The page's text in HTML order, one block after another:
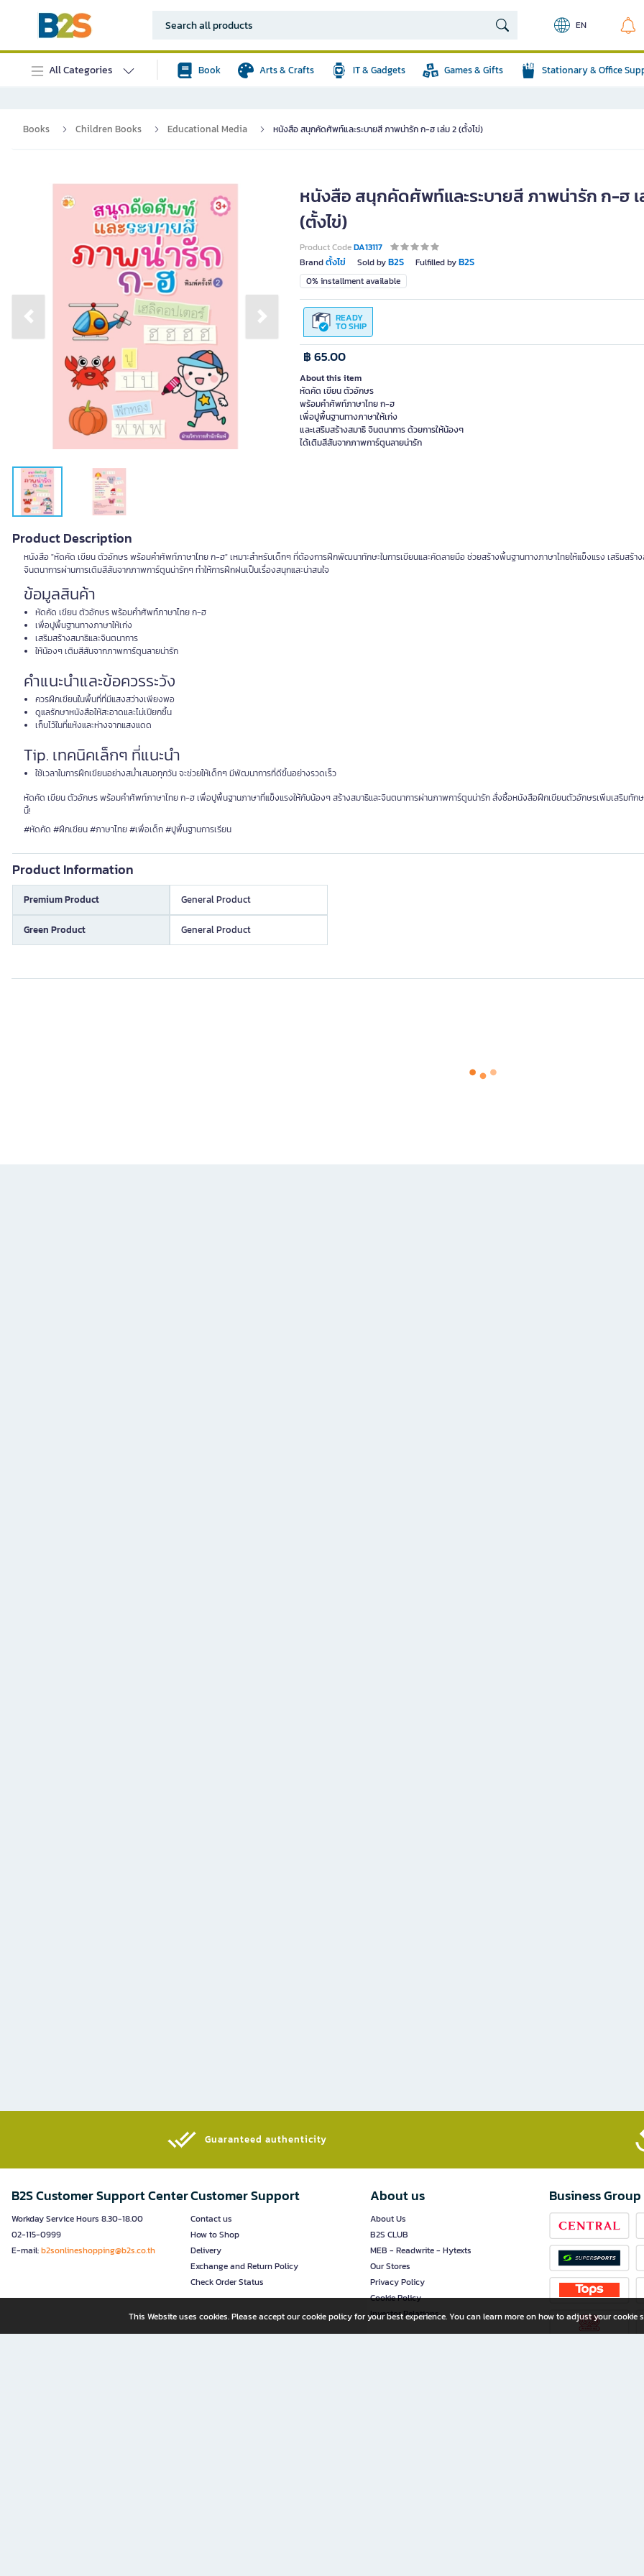
EN
All Categories Book Arts & Crafts IT & Gadgets Games & Gifts Stationary & Office
Books Children Books Educational Media หนังสือ สนุกคัดศัพท์และระบายสี ภาพน่ารัก ก-ฮ เล่ม 2 (ตั้งไข่)
Previous slide Next slide
หนังสือ สนุกคัดศัพท์และระบายสี ภาพน่ารัก ก-ฮ เ
(ตั้งไข่)
Product CodeDA13117
Brandตั้งไข่ Sold byB2S Fulfilled byB2S
0% installment available
READY
TO SHIP
฿ 65.00
About this item
หัดคัด เขียน ตัวอักษร
พร้อมคำศัพท์ภาษาไทย ก-ฮ
เพื่อปูพื้นฐานทางภาษาให้เก่ง
และเสริมสร้างสมาธิ จินตนาการ ด้วยการให้น้องๆ
ได้เติมสีสันจากภาพการ์ตูนลายน่ารัก
Product Description
หนังสือ "หัดคัด เขียน ตัวอักษร พร้อมคำศัพท์ภาษาไทย ก-ฮ" เหมาะสำหรับเด็กๆ ที่ต้องการฝึกพัฒนาทักษะในการเขียนและคัดลายมือ ช่วยสร้างพื้นฐานทางภาษาไทยให้แข็งแรง เสริมสร้าง
จินตนาการผ่านการเติมสีสันจากภาพการ์ตูนน่ารักๆ ทำให้การฝึกฝนเป็นเรื่องสนุกและน่าสนใจ
ข้อมูลสินค้า
หัดคัด เขียน ตัวอักษร พร้อมคำศัพท์ภาษาไทย ก-ฮ
เพื่อปูพื้นฐานทางภาษาให้เก่ง
เสริมสร้างสมาธิและจินตนาการ
ให้น้องๆ เติมสีสันจากภาพการ์ตูนลายน่ารัก
คำแนะนำและข้อควรระวัง
ควรฝึกเขียนในพื้นที่ที่มีแสงสว่างเพียงพอ
ดูแลรักษาหนังสือให้สะอาดและไม่เปียกชื้น
เก็บไว้ในที่แห้งและห่างจากแสงแดด
Tip. เทคนิคเล็กๆ ที่แนะนำ
ใช้เวลาในการฝึกเขียนอย่างสม่ำเสมอทุกวัน จะช่วยให้เด็กๆ มีพัฒนาการที่ดีขึ้นอย่างรวดเร็ว
หัดคัด เขียน ตัวอักษร พร้อมคำศัพท์ภาษาไทย ก-ฮ เพื่อปูพื้นฐานภาษาที่แข็งแรงให้กับน้องๆ สร้างสมาธิและจินตนาการผ่านภาพการ์ตูนน่ารัก สั่งซื้อหนังสือฝึกเขียนตัวอักษรเพิ่มเสริมทักษ
นี้!
#หัดคัด #ฝึกเขียน #ภาษาไทย #เพื่อเด็ก #ปูพื้นฐานการเรียน
Product Information
Premium Product General Product
Green Product General Product
Guaranteed authenticity​
B2S Customer Support Center
Workday Service Hours 8.30-18.00
02-115-0999
E-mail:b2sonlineshopping@b2s.co.th
Customer Support
Contact us
How to Shop
Delivery
Exchange and Return Policy
Check Order Status
About us
About Us
B2S CLUB
MEB - Readwrite - Hytexts
Our Stores
Privacy Policy
Cookie Policy
Investor Relations
Business Group
This Website uses cookies. Please accept our cookie policy for your best experience. You can learn more on how to adjust your cookie